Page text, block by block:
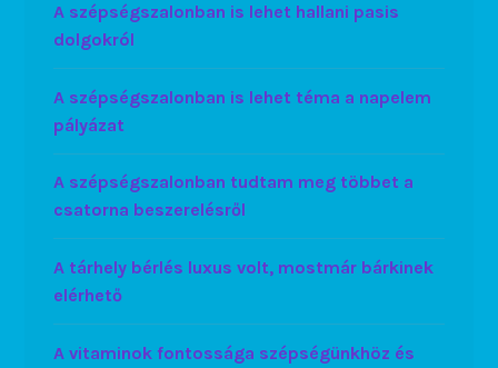
A szépségszalonban is lehet hallani pasis
dolgokról
A szépségszalonban is lehet téma a napelem
pályázat
A szépségszalonban tudtam meg többet a
csatorna beszerelésről
A tárhely bérlés luxus volt, mostmár bárkinek
elérhető
A vitaminok fontossága szépségünkhöz és